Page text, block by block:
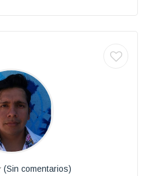
(Sin comentarios)